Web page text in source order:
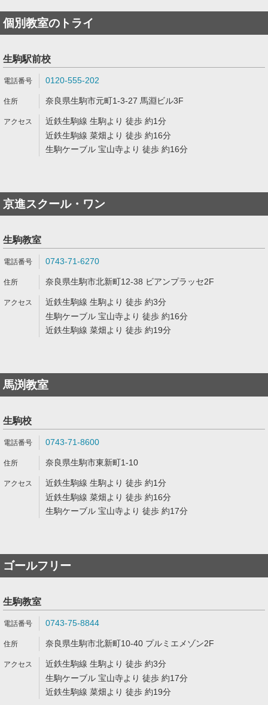
個別教室のトライ
生駒駅前校
0120-555-202
奈良県生駒市元町1-3-27 馬淵ビル3F
近鉄生駒線 生駒より 徒歩 約1分
近鉄生駒線 菜畑より 徒歩 約16分
生駒ケーブル 宝山寺より 徒歩 約16分
京進スクール・ワン
生駒教室
0743-71-6270
奈良県生駒市北新町12-38 ビアンプラッセ2F
近鉄生駒線 生駒より 徒歩 約3分
生駒ケーブル 宝山寺より 徒歩 約16分
近鉄生駒線 菜畑より 徒歩 約19分
馬渕教室
生駒校
0743-71-8600
奈良県生駒市東新町1-10
近鉄生駒線 生駒より 徒歩 約1分
近鉄生駒線 菜畑より 徒歩 約16分
生駒ケーブル 宝山寺より 徒歩 約17分
ゴールフリー
生駒教室
0743-75-8844
奈良県生駒市北新町10-40 プルミエメゾン2F
近鉄生駒線 生駒より 徒歩 約3分
生駒ケーブル 宝山寺より 徒歩 約17分
近鉄生駒線 菜畑より 徒歩 約19分